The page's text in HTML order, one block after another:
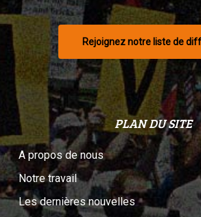
Rejoignez notre liste de
PLAN DU SITE
A propos de nous
Notre travail
Les dernières nouvelles